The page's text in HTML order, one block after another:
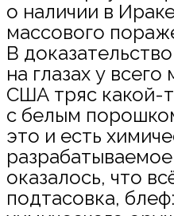
о наличии в
массового
В
на глазах у
США тряс какой-
с белым
это и есть
оказалось, что
подтасовка,